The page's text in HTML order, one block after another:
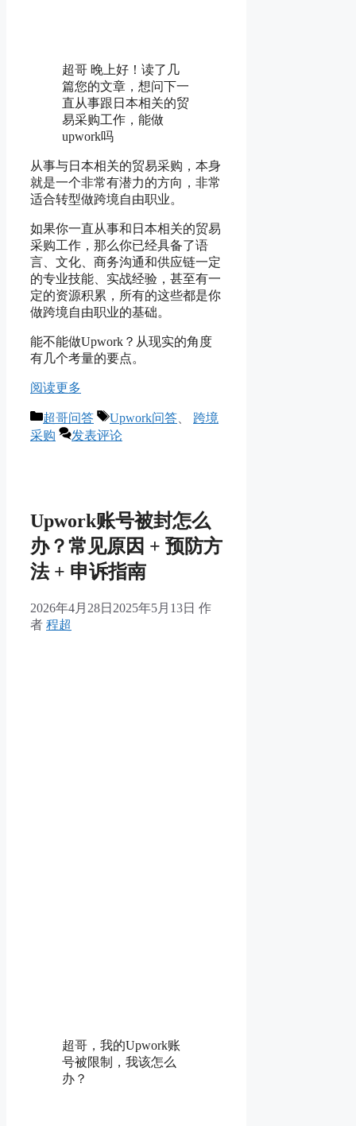
超哥 晚上好！读了几
篇您的文章，想问下一
直从事跟日本相关的贸
易采购工作，能做
upwork吗
从事与日本相关的贸易采购，本身
就是一个非常有潜力的方向，非常
适合转型做跨境自由职业。
如果你一直从事和日本相关的贸易
采购工作，那么你已经具备了语
言、文化、商务沟通和供应链一定
的专业技能、实战经验，甚至有一
定的资源积累，所有的这些都是你
做跨境自由职业的基础。
能不能做Upwork？从现实的角度
有几个考量的要点。
阅读更多
分
类
超哥问答
标
签
Upwork问答
跨境
采购
发表评论
Upwork账号被封怎么
办？常见原因 + 预防方
法 + 申诉指南
2026年4月28日 2025年5月13日 作
者 程超
超哥，我的Upwork账
号被限制，我该怎么
办？